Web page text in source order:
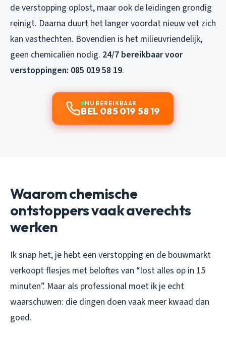
de verstopping oplost, maar ook de leidingen grondig
reinigt. Daarna duurt het langer voordat nieuw vet zich
kan vasthechten. Bovendien is het milieuvriendelijk,
geen chemicaliën nodig. 24/7 bereikbaar voor
verstoppingen: 085 019 58 19.
NU BEREIKBAAR
BEL 085 019 58 19
Waarom chemische
ontstoppers vaak averechts
werken
Ik snap het, je hebt een verstopping en de bouwmarkt
verkoopt flesjes met beloftes van “lost alles op in 15
minuten”. Maar als professional moet ik je echt
waarschuwen: die dingen doen vaak meer kwaad dan
goed.